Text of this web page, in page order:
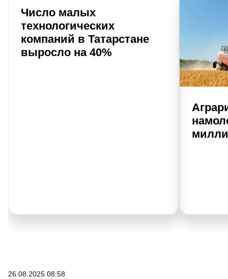
Число малых
технологических
компаний в Татарстане
выросло на 40%
26.08.2025 08:58